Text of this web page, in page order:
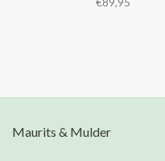
Maurits & Mulder